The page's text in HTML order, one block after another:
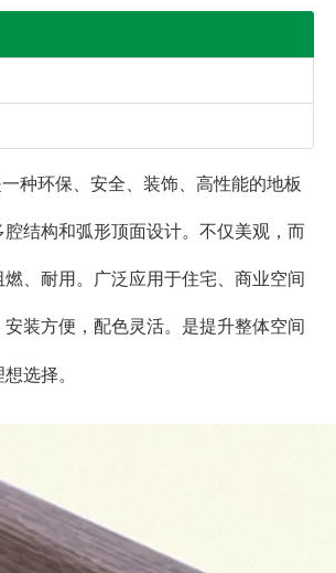
种环保、安全、装饰、高性能的地板
结构和弧形顶面设计。不仅美观，而
燃、耐用。广泛应用于住宅、商业空间
装方便，配色灵活。是提升整体空间
选择。